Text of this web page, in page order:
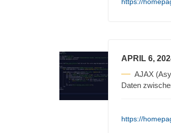
APRIL 6,
AJAX
Daten
https://